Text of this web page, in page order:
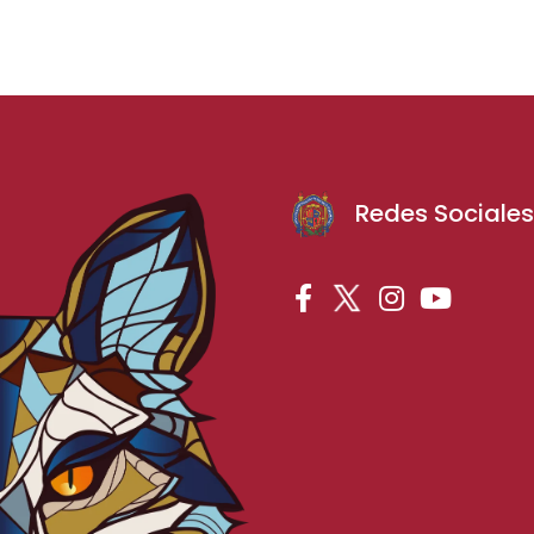
Redes Sociales